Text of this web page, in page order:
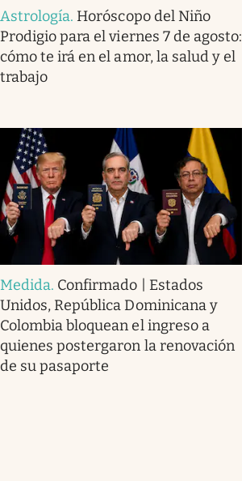
Astrología. Horóscopo del Niño
Prodigio para el viernes 7 de agosto:
cómo te irá en el amor, la salud y el
trabajo
Medida. Confirmado | Estados
Unidos, República Dominicana y
Colombia bloquean el ingreso a
quienes postergaron la renovación
de su pasaporte